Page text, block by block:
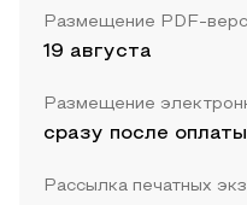
Размещение PDF-
19 августа
Размещение
сразу после оплаты
Рассылка печатных